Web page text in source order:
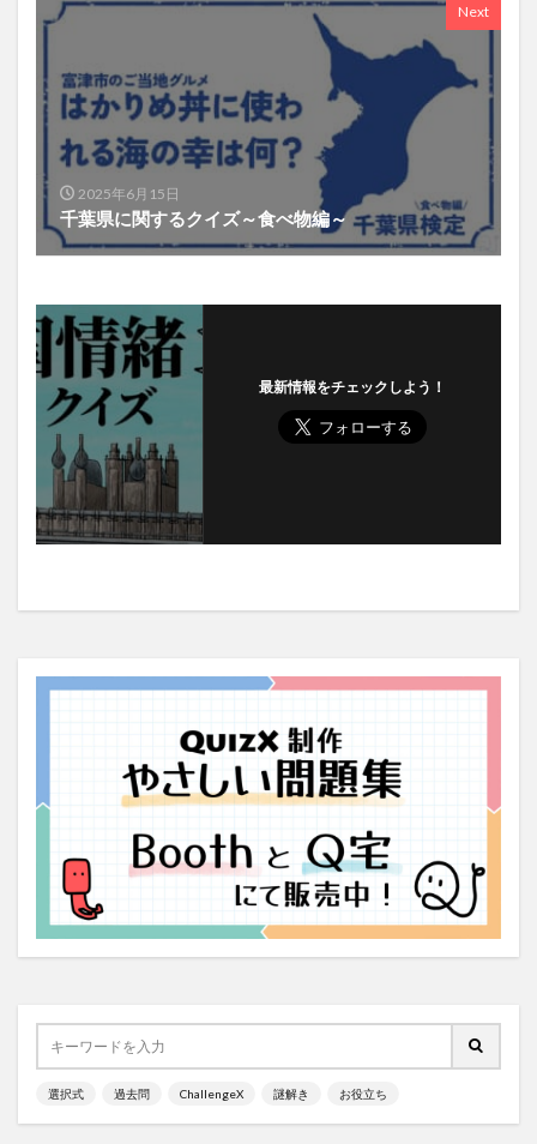
Next
2025年6月15日
千葉県に関するクイズ～食べ物編～
最新情報をチェックしよう！
選択式 過去問 ChallengeX 謎解き お役立ち